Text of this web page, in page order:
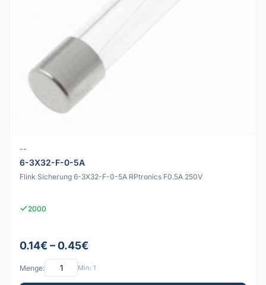
--
6-3X32-F-0-5A
Flink Sicherung 6-3X32-F-0-5A RPtronics F0.5A 250V
2000
0.14€ – 0.45€
Menge: Min: 1